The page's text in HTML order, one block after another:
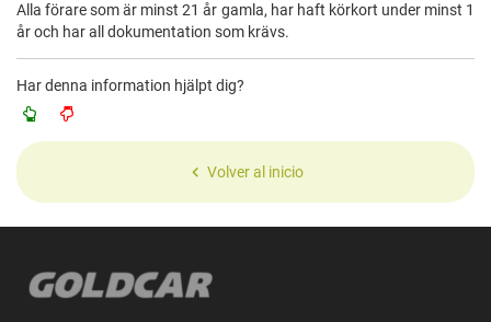
Alla förare som är minst 21 år gamla, har haft körkort under minst 1
år och har all dokumentation som krävs.
Har denna information hjälpt dig?
Volver al inicio